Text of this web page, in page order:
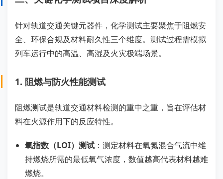
针对轨道交通关键元器件，化学测试主要聚焦于阻燃安
全、环保合规及材料耐久性三个维度。测试过程需模拟
列车运行中的高温、高湿及火灾极端场景。
1. 阻燃与防火性能测试
阻燃测试是轨道交通材料检测的重中之重，旨在评估材
料在火源作用下的反应特性。
氧指数（LOI）测试 ：测定材料在氧氮混合气流中维
持燃烧所需的最低氧气浓度，数值越高代表材料越难
燃烧。